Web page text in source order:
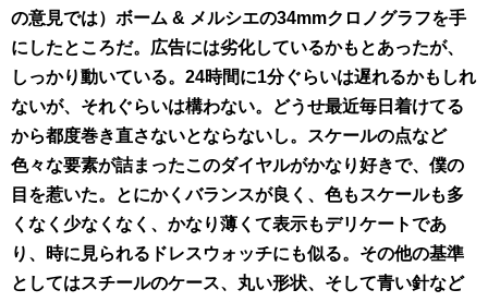
の意見では）ボーム & メルシエの34mmクロノグラフを手
にしたところだ。広告には劣化しているかもとあったが、
しっかり動いている。24時間に1分ぐらいは遅れるかもしれ
ないが、それぐらいは構わない。どうせ最近毎日着けてる
から都度巻き直さないとならないし。スケールの点など
色々な要素が詰まったこのダイヤルがかなり好きで、僕の
目を惹いた。とにかくバランスが良く、色もスケールも多
くなく少なくなく、かなり薄くて表示もデリケートであ
り、時に見られるドレスウォッチにも似る。その他の基準
としてはスチールのケース、丸い形状、そして青い針など